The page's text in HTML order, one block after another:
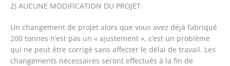
2) AUCUNE MODIFICATION DU PROJET
Un changement de projet alors que vous avez déjà fabriqué
200 tonnes n’est pas un « ajustement », c’est un problème
qui ne peut être corrigé sans affecter le délai de travail. Les
changements nécessaires seront effectués à la fin de